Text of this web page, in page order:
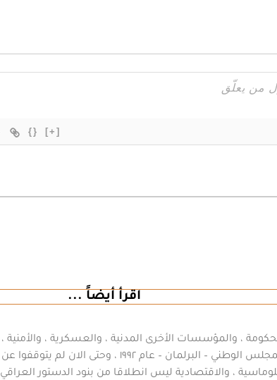
{} [+]
اقرأ أيضاً ...
، والمؤسسات الأخرى المدنية ، والعسكرية ، والأمنية ،
والحزبية ، ومنذ اعلان الفيدرالية ، بعد انتخابات المجلس الوطني – البرلمان – عام ١٩٩٢ ، وحتى الان لم يتوقفوا عن
، والاقتصادية ليس انطلاقا من بنود الدستور العراقي